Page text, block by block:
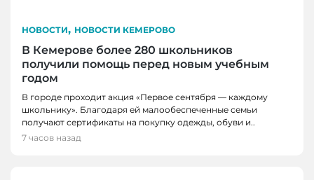
НОВОСТИ, НОВОСТИ КЕМЕРОВО
В Кемерове более 280 школьников
получили помощь перед новым учебным
годом
В городе проходит акция «Первое сентября — каждому
школьнику». Благодаря ей малообеспеченные семьи
получают сертификаты на покупку одежды, обуви и..
7 часов назад